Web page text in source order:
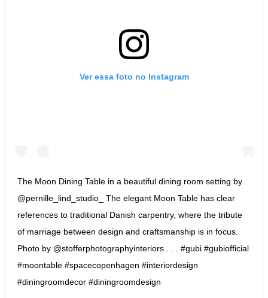
Ver essa foto no Instagram
The Moon Dining Table in a beautiful dining room setting by
@pernille_lind_studio_ The elegant Moon Table has clear
references to traditional Danish carpentry, where the tribute
of marriage between design and craftsmanship is in focus.
Photo by @stofferphotographyinteriors . . . #gubi #gubiofficial
#moontable #spacecopenhagen #interiordesign
#diningroomdecor #diningroomdesign